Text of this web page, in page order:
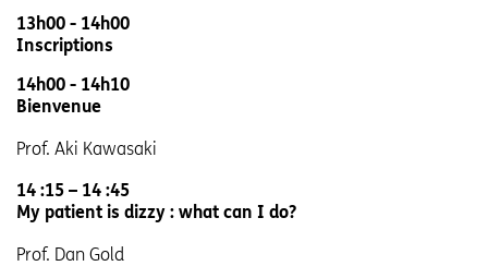
13h00 - 14h00
Inscriptions
14h00 - 14h10
Bienvenue
Prof. Aki Kawasaki
14 :15 – 14 :45
My patient is dizzy : what can I do?
Prof. Dan Gold